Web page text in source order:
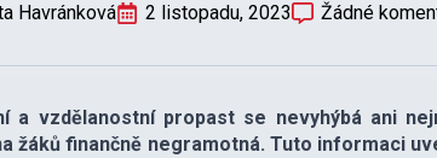
Havránková 2 listopadu, 2023 Žádné
a vzdělanostní propast se nevyhýbá ani
žáků finančně negramotná. Tuto informaci